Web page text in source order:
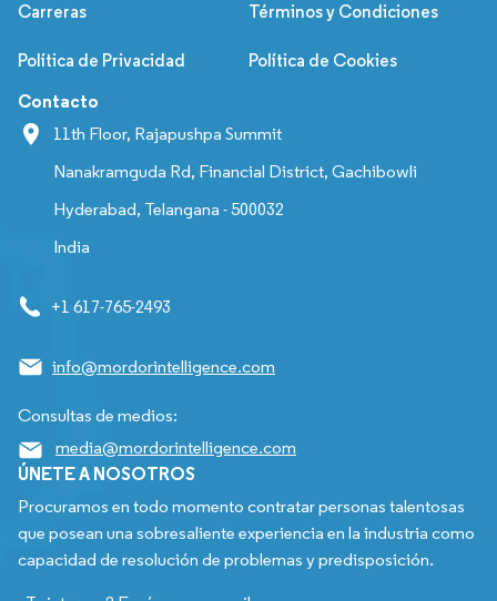
Carreras Términos y Condiciones
Política de Privacidad Política de Cookies
Contacto
11th Floor, Rajapushpa Summit
Nanakramguda Rd, Financial District, Gachibowli
Hyderabad, Telangana - 500032
India
+1 617-765-2493
info@mordorintelligence.com
Consultas de medios:
media@mordorintelligence.com
ÚNETE A NOSOTROS
Procuramos en todo momento contratar personas talentosas
que posean una sobresaliente experiencia en la industria como
capacidad de resolución de problemas y predisposición.